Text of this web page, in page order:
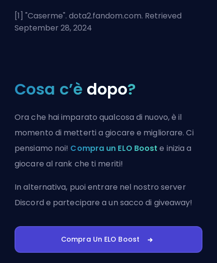
[1] "Caserme". dota2.fandom.com. Retrieved
September 28, 2024
Cosa c’è dopo?
Ora che hai imparato qualcosa di nuovo, è il
momento di metterti a giocare e migliorare. Ci
pensiamo noi! Compra un ELO Boost e inizia a
giocare al rank che ti meriti!
In alternativa, puoientrare nel nostro server
Discord e partecipare a un sacco di giveaway!
Compra Un ELO Boost